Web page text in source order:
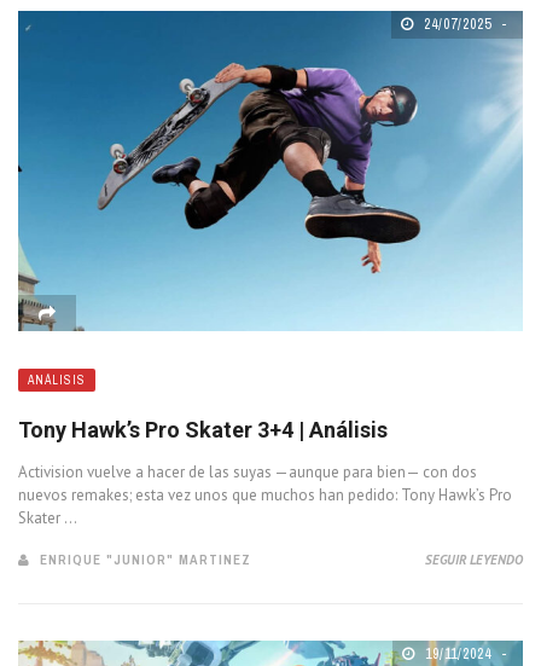
24/07/2025
ANÁLISIS
Tony Hawk’s Pro Skater 3+4 | Análisis
Activision vuelve a hacer de las suyas —aunque para bien— con dos
nuevos remakes; esta vez unos que muchos han pedido: Tony Hawk’s Pro
Skater ...
ENRIQUE "JUNIOR" MARTINEZ SEGUIR LEYENDO
19/11/2024